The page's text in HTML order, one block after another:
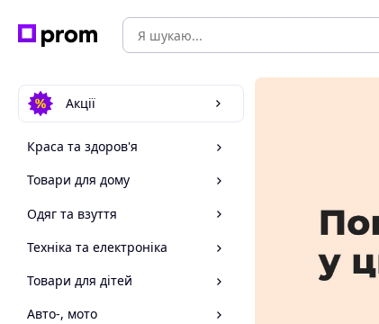
Акції
Краса та здоров'я
Товари для дому
Одяг та взуття
Техніка та електроніка
Товари для дітей
Авто-, мото